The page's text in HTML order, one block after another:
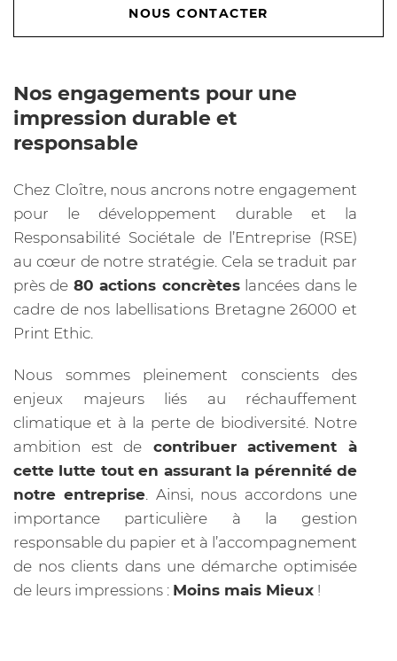
NOUS CONTACTER
Nos engagements pour une
impression durable et
responsable
Chez Cloître, nous ancrons notre engagement
pour le développement durable et la
Responsabilité Sociétale de l’Entreprise (RSE)
au cœur de notre stratégie. Cela se traduit par
près de 80 actions concrèteslancées dans le
cadre de nos labellisations Bretagne 26000 et
Print Ethic.
Nous sommes pleinement conscients des
enjeux majeurs liés au réchauffement
climatique et à la perte de biodiversité. Notre
ambition est de contribuer activement à
cette lutte tout en assurant la pérennité de
notre entreprise. Ainsi, nous accordons une
importance particulière à la gestion
responsable du papier et à l’accompagnement
de nos clients dans une démarche optimisée
de leurs impressions : Moins mais Mieux !